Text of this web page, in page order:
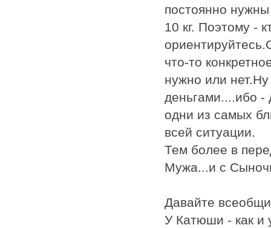
постоянно
10 кг. Поэтому -
что-то
нужно или
деньгами....ибо -
одни из самых
всей ситуации.
Тем более в
Мужа...и с
Давайте
У Катюши - как и